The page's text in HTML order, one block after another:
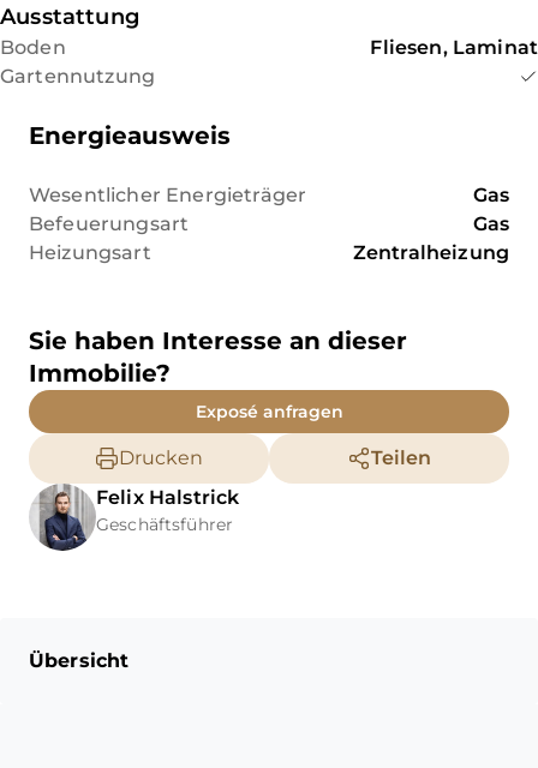
Ausstattung
Boden
Fliesen, Laminat
Gartennutzung
Energieausweis
Wesentlicher Energieträger
Gas
Befeuerungsart
Gas
Heizungsart
Zentralheizung
Sie haben Interesse an dieser
Immobilie?
Exposé anfragen
Drucken
Teilen
Felix Halstrick
Geschäftsführer
Übersicht